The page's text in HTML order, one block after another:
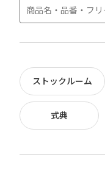
ストックルーム
式典